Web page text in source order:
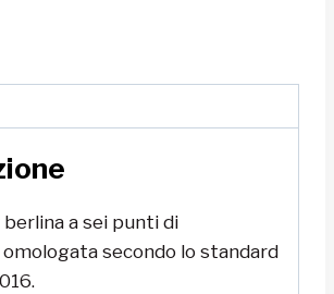
a sei punti di
secondo lo standard